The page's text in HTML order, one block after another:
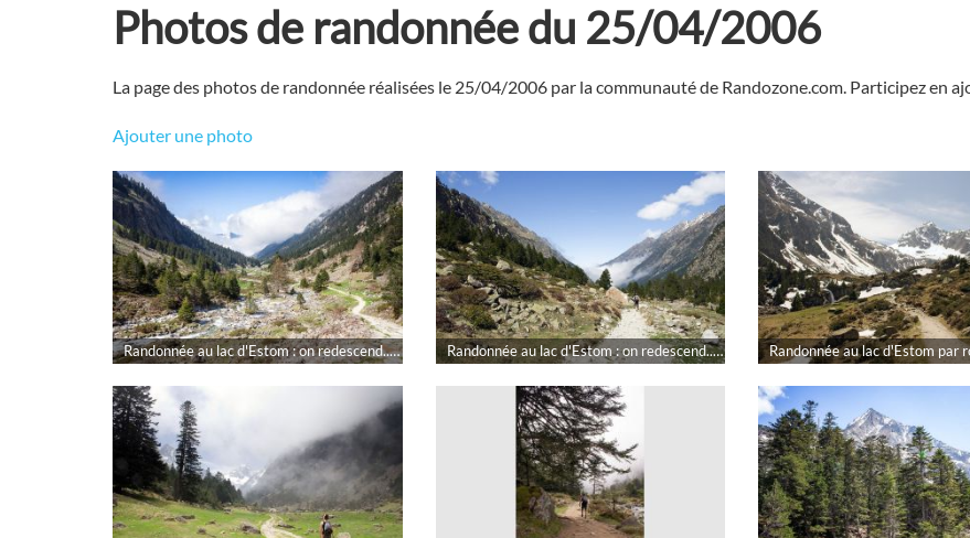
Photos de randonnée du 25/04/2006
La page des photos de randonnée réalisées le 25/04/2006 par la communauté de Randozone.com. Participez en
Ajouter une photo
Randonnée au lac d'Estom : on redescend... par rokad Randonnée au lac d'Estom : on redescend... par rokad Randonnée au lac d'Estom par